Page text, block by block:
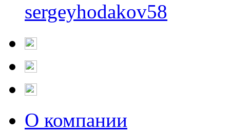
sergeyhodakov58
О компании